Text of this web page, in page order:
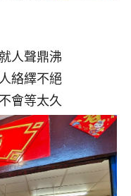
人聲鼎沸
絡繹不絕
會等太久